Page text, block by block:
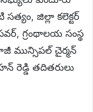
జిల్లా కలెక్టర్
గ్రంథాలయ సంస్థ
మున్సిపల్ చైర్మన్
రెడ్డి తదితరులు